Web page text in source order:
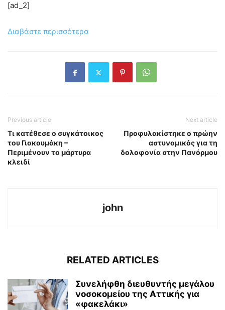
[ad_2]
Διαβάστε περισσότερα
Previous article
Τι κατέθεσε ο συγκάτοικος
του Γιακουμάκη –
Περιμένουν το μάρτυρα
κλειδί
Next article
Προφυλακίστηκε ο πρώην
αστυνομικός για τη
δολοφονία στην Πανόρμου
john
RELATED ARTICLES
Συνελήφθη διευθυντής μεγάλου
νοσοκομείου της Αττικής για
«φακελάκι»